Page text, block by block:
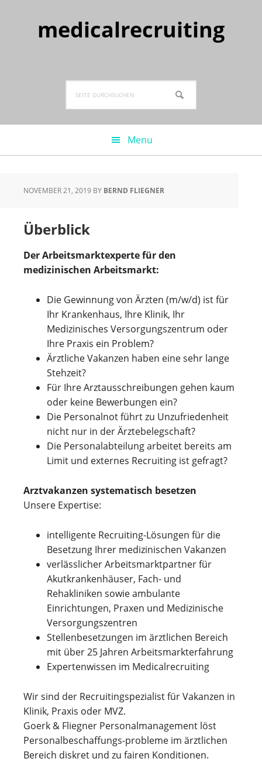
springen
springen
springenmedicalrecruiting
durchsuchen
Menu
NOVEMBER 21, 2019 BY BERND FLIEGNER
Überblick
Der Arbeitsmarktexperte für den
medizinischen Arbeitsmarkt:
Die Gewinnung von Ärzten (m/w/d) ist für
Ihr Krankenhaus, Ihre Klinik, Ihr
Medizinisches Versorgungszentrum oder
Ihre Praxis ein Problem?
Ärztliche Vakanzen haben eine sehr lange
Stehzeit?
Für Ihre Arztausschreibungen gehen kaum
oder keine Bewerbungen ein?
Die Personalnot führt zu Unzufriedenheit
nicht nur in der Ärztebelegschaft?
Die Personalabteilung arbeitet bereits am
Limit und externes Recruiting ist gefragt?
Arztvakanzen systematisch besetzen
Unsere Expertise:
intelligente Recruiting-Lösungen für die
Besetzung Ihrer medizinischen Vakanzen
verlässlicher Arbeitsmarktpartner für
Akutkrankenhäuser, Fach- und
Rehakliniken sowie ambulante
Einrichtungen, Praxen und Medizinische
Versorgungszentren
Stellenbesetzungen im ärztlichen Bereich
mit über 25 Jahren Arbeitsmarkterfahrung
Expertenwissen im Medicalrecruiting
Wir sind der Recruitingspezialist für Vakanzen in
Klinik, Praxis oder MVZ.
Goerk & Fliegner Personalmanagement löst
Personalbeschaffungs-probleme im ärztlichen
Bereich diskret und zu fairen Konditionen.